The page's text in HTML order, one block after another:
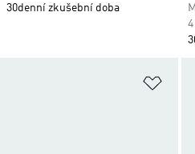
30denní zkušební doba